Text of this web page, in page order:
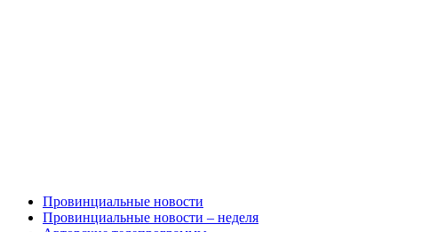
Провинциальные новости
Провинциальные новости – неделя